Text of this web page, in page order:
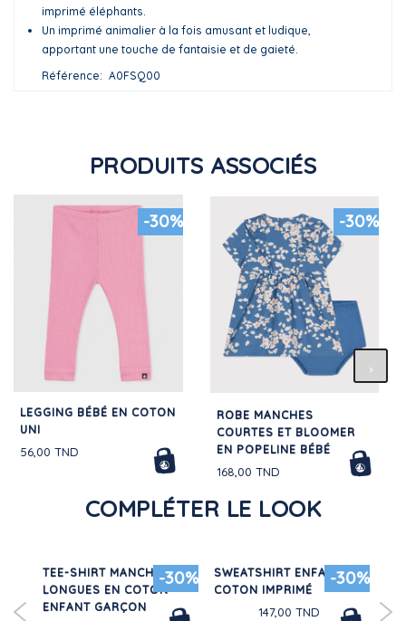
imprimé éléphants.
Un imprimé animalier à la fois amusant et ludique,
apportant une touche de fantaisie et de gaieté.
Référence
A0FSQ00
PRODUITS ASSOCIÉS
-30%
LEGGING BÉBÉ EN COTON
UNI
56,00 TND
-30%
ROBE MANCHES
COURTES ET BLOOMER
EN POPELINE BÉBÉ
168,00 TND
COMPLÉTER LE LOOK
-30%
TEE-SHIRT MANCHES
LONGUES EN COTON
ENFANT GARÇON
-30%
SWEATSHIRT ENFANT EN
COTON IMPRIMÉ
147,00 TND